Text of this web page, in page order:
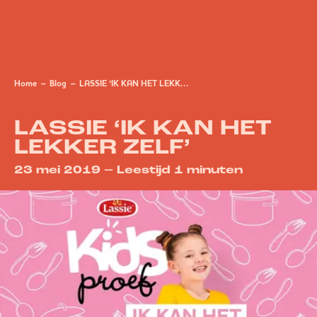
Home Blog LASSIE ‘IK KAN HET LEKKER ZELF’
LASSIE ‘IK KAN HET
LEKKER ZELF’
23 mei 2019 – Leestijd 1 minuten